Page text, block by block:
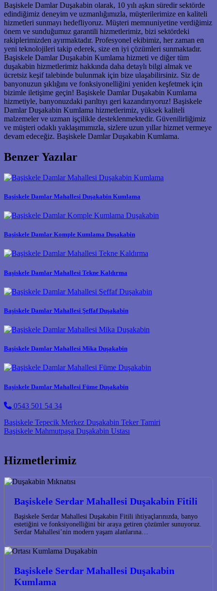
Başiskele Damlar Duşakabin olarak, 10 yılı aşkın süredir sektörde
edindiğimiz deneyim ve uzmanlığımızla, müşterilerimize en kaliteli
hizmetleri sunmayı hedefliyoruz. Müşteri memnuniyetine verdiğimiz
önem ve sunduğumuz garantili hizmetlerimiz, bizi sektördeki
rakiplerimizden ayırmaktadır. Profesyonel ekibimiz, her zaman en
yeni teknolojileri takip ederek, size en iyi çözümleri sunmaktadır.
Başiskele Damlar Duşakabin Kumlama hizmeti ve diğer tüm
duşakabin hizmetlerimiz hakkında daha detaylı bilgi almak ve
ücretsiz keşif talebinde bulunmak için bize ulaşabilirsiniz. Siz de
banyonuzun şıklığını ve fonksiyonelliğini yeniden keşfetmek için
bizimle iletişime geçin! Başiskele Damlar Duşakabin Kumlama
hizmetiyle, banyonuzdaki parıltıyı geri kazandırıyoruz! Başiskele
Damlar Duşakabin Kumlama hizmetlerimiz, yüksek kaliteli
malzemeler ve uzman işçilikle desteklenmektedir. Güvenilirliğimiz
ve müşteri odaklı yaklaşımımızla, sizlere uzun yıllar hizmet vermeye
devam edeceğiz. Başiskele Damlar Duşakabin Kumlama.
Benzer Yazılar
Başiskele Damlar Mahallesi Duşakabin Kumlama
Başiskele Damlar Komple Kumlama Duşakabin
Başiskele Damlar Mahallesi Tekne Kaldırma
Başiskele Damlar Mahallesi Şeffaf Duşakabin
Başiskele Damlar Mahallesi Mika Duşakabin
Başiskele Damlar Mahallesi Füme Duşakabin
0543 501 54 34
Post navigation
Başiskele Tepecik Merkez Duşakabin Teker Tamiri
Başiskele Mahmutpaşa Duşakabin Ustası
Hizmetlerimiz
Başiskele Serdar Mahallesi Duşakabin Fitili
Başiskele Serdar Mahallesi Duşakabin Fitili ihtiyaçlarınızda, banyo
estetiğini ve fonksiyonelliğini bir araya getiren çözümler sunuyoruz.
Serdar Mahallesi’nin modern yaşam alanlarına…
Başiskele Serdar Mahallesi Duşakabin
Kumlama